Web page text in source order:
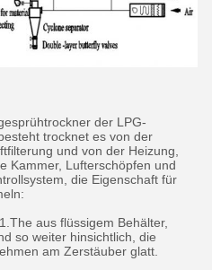
der LPG-
trocknet es von der
und von der Heizung,
Kammer, Lufterschöpfen und
die Eigenschaft für
aus flüssigem Behälter,
so weiter hinsichtlich, die
am Zerstäuber glatt.